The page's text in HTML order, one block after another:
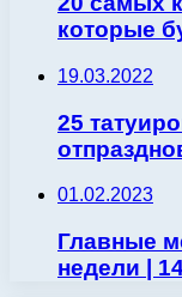
которые
19.03.2022
25
01.02.2023
Главные
недели |